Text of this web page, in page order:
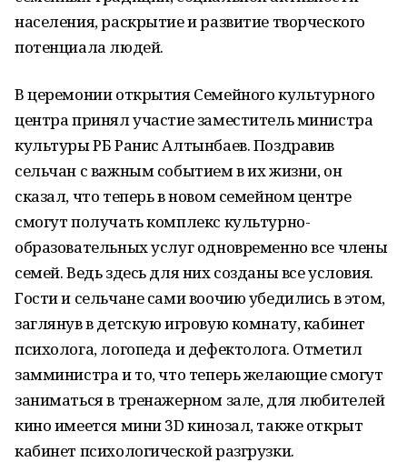
населения, раскрытие и развитие творческого
потенциала людей.
В церемонии открытия Семейного культурного
центра принял участие заместитель министра
культуры РБ Ранис Алтынбаев. Поздравив
сельчан с важным событием в их жизни, он
сказал, что теперь в новом семейном центре
смогут получать комплекс культурно-
образовательных услуг одновременно все члены
семей. Ведь здесь для них созданы все условия.
Гости и сельчане сами воочию убедились в этом,
заглянув в детскую игровую комнату, кабинет
психолога, логопеда и дефектолога. Отметил
замминистра и то, что теперь желающие смогут
заниматься в тренажерном зале, для любителей
кино имеется мини 3D кинозал, также открыт
кабинет психологической разгрузки.